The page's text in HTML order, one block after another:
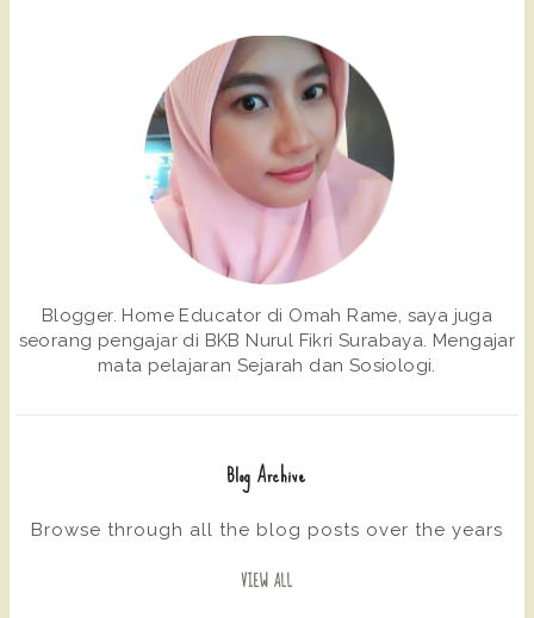
Blogger. Home Educator di Omah Rame, saya juga
seorang pengajar di BKB Nurul Fikri Surabaya. Mengajar
mata pelajaran Sejarah dan Sosiologi.
Blog Archive
Browse through all the blog posts over the years
VIEW ALL